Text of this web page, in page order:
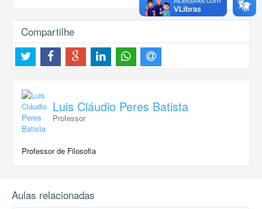
Compartilhe
Luis Cláudio Peres Batista
Professor
Professor de Filosofia
Aulas relacionadas